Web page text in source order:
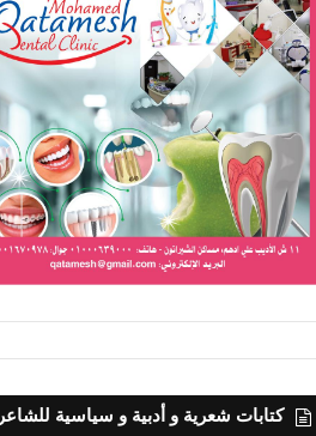
كتابات شعرية و أدبية و سياسية للشاعر